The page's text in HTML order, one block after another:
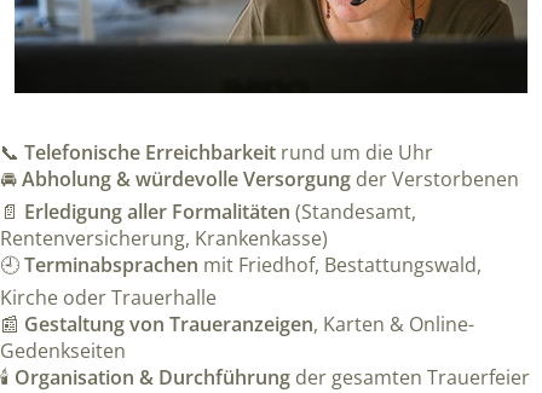
📞 Telefonische Erreichbarkeit rund um die Uhr
🚘Abholung & würdevolle Versorgung der Verstorbenen
📄 Erledigung aller Formalitäten (Standesamt,
Rentenversicherung, Krankenkasse)
🕘Terminabsprachen mit Friedhof, Bestattungswald,
Kirche oder Trauerhalle
📰 Gestaltung von Traueranzeigen, Karten & Online-
Gedenkseiten
🕯️ Organisation & Durchführung der gesamten Trauerfeier